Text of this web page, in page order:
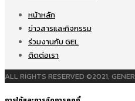
หน้าหลัก
ข่าวสารและกิจกรรม
ร่วมงานกับ GEL
ติดต่อเรา
ALL RIGHTS RESERVED ©2021,